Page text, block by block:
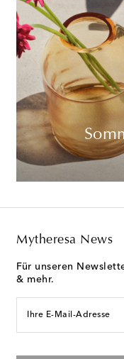
Mytheresa News
Für unseren
& mehr.
Ihre E-Mail-Adresse